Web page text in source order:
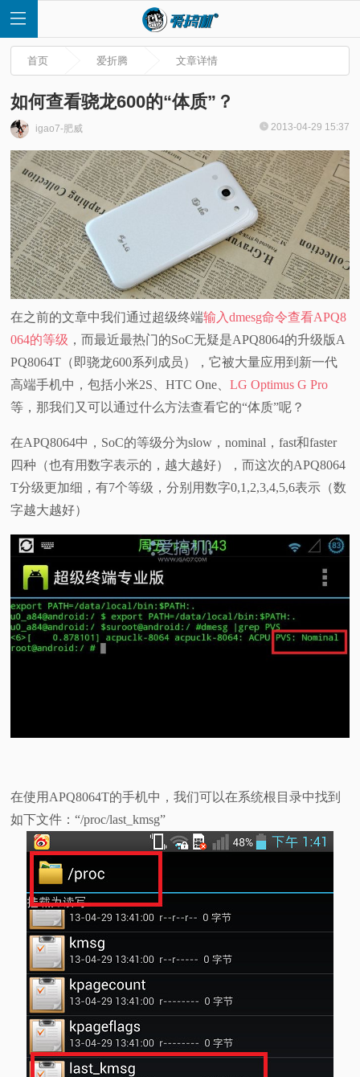
页
快
讯
测
视
科
普
体
专
首页 爱折腾 文章详情
如何查看骁龙600的“体质”？
igao7-肥威 2013-04-29 15:37
在之前的文章中我们通过超级终端输入dmesg命令查看APQ8
064的等级 ，而最近最热门的SoC无疑是APQ8064的升级版A
PQ8064T（即骁龙600系列成员），它被大量应用到新一代
高端手机中，包括小米2S、HTC One、LG Optimus G Pro
等，那我们又可以通过什么方法查看它的“体质”呢？
在APQ8064中，SoC的等级分为slow，nominal，fast和faster
四种（也有用数字表示的，越大越好），而这次的APQ8064
T分级更加细，有7个等级，分别用数字0,1,2,3,4,5,6表示（数
字越大越好）
在使用APQ8064T的手机中，我们可以在系统根目录中找到
如下文件：“/proc/last_kmsg”